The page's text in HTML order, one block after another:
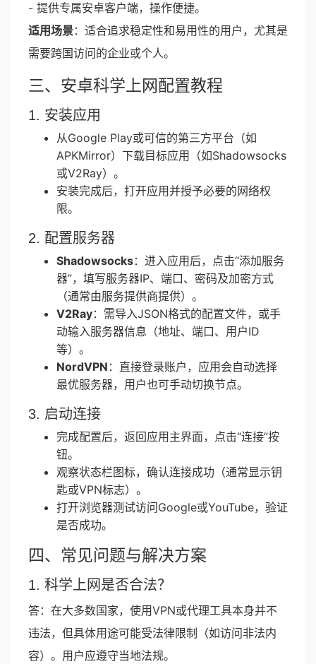
- 提供专属安卓客户端，操作便捷。
适用场景：适合追求稳定性和易用性的用户，尤其是
需要跨国访问的企业或个人。
三、安卓科学上网配置教程
1. 安装应用
从Google Play或可信的第三方平台（如
APKMirror）下载目标应用（如Shadowsocks
或V2Ray）。
安装完成后，打开应用并授予必要的网络权
限。
2. 配置服务器
Shadowsocks：进入应用后，点击“添加服务
器”，填写服务器IP、端口、密码及加密方式
（通常由服务提供商提供）。
V2Ray：需导入JSON格式的配置文件，或手
动输入服务器信息（地址、端口、用户ID
等）。
NordVPN ：直接登录账户，应用会自动选择
最优服务器，用户也可手动切换节点。
3. 启动连接
完成配置后，返回应用主界面，点击“连接”按
钮。
观察状态栏图标，确认连接成功（通常显示钥
匙或VPN标志）。
打开浏览器测试访问Google或YouTube，验证
是否成功。
四、常见问题与解决方案
1. 科学上网是否合法？
答：在大多数国家，使用VPN或代理工具本身并不
违法，但具体用途可能受法律限制（如访问非法内
容）。用户应遵守当地法规。